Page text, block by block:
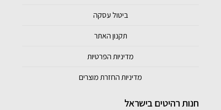
ביטול עסקה
תקנון האתר
מדיניות הפרטיות
מדיניות החזרת מוצרים
חנות רהיטים בישראל